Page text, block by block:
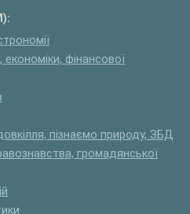
економіки, фінансової
пізнаємо природу, ЗБД
громадянської